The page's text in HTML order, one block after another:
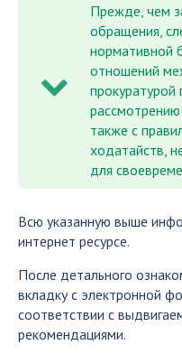
Прежде, чем
обращения,
нормативной
отношений
также с
ходатайств,
для
Всю указанную выше
интернет ресурсе.
После детального
вкладку с электронной
соответствии с
рекомендациями.